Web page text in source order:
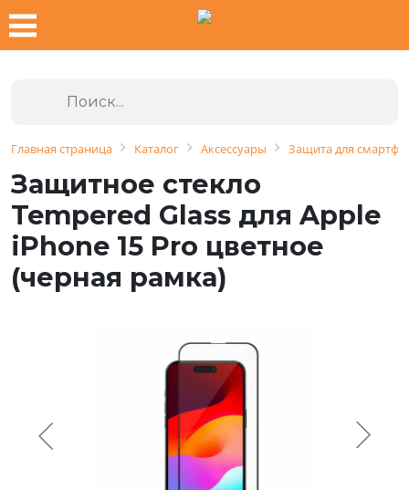
Главная страница Каталог Аксессуары Защита для
Защитное стекло
Tempered Glass для Apple
iPhone 15 Pro цветное
(черная рамка)